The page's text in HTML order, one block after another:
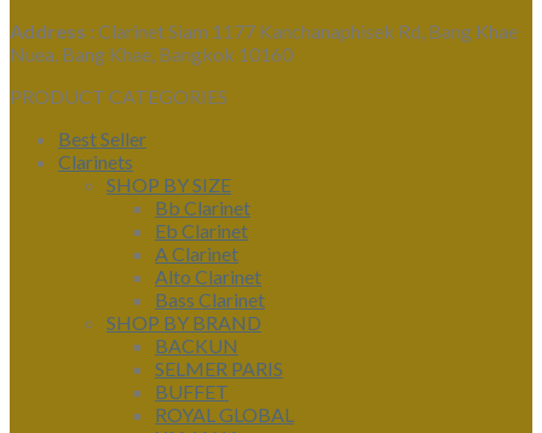
Address : Clarinet Siam 1177 Kanchanaphisek Rd, Bang Khae
Nuea, Bang Khae, Bangkok 10160
PRODUCT CATEGORIES
Best Seller
Clarinets
SHOP BY SIZE
Bb Clarinet
Eb Clarinet
A Clarinet
Alto Clarinet
Bass Clarinet
SHOP BY BRAND
BACKUN
SELMER PARIS
BUFFET
ROYAL GLOBAL